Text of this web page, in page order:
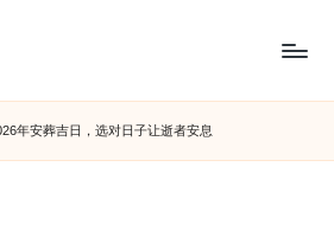
年安葬吉日，选对日子让逝者安息